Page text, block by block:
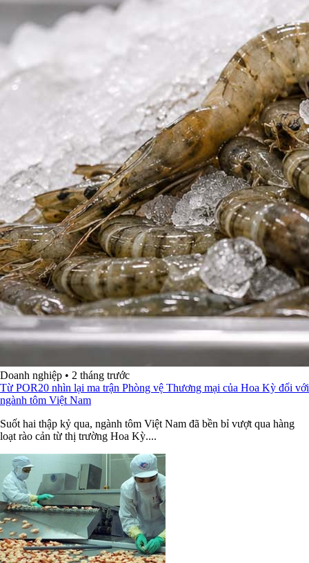
Doanh nghiệp • 2 tháng trước
Từ POR20 nhìn lại ma trận Phòng vệ Thương mại của Hoa Kỳ đối với
ngành tôm Việt Nam
Suốt hai thập kỷ qua, ngành tôm Việt Nam đã bền bỉ vượt qua hàng
loạt rào cản từ thị trường Hoa Kỳ....